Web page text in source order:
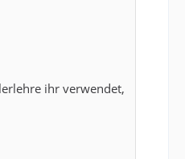
ihr verwendet,